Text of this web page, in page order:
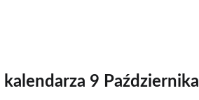
kalendarza 9 Października